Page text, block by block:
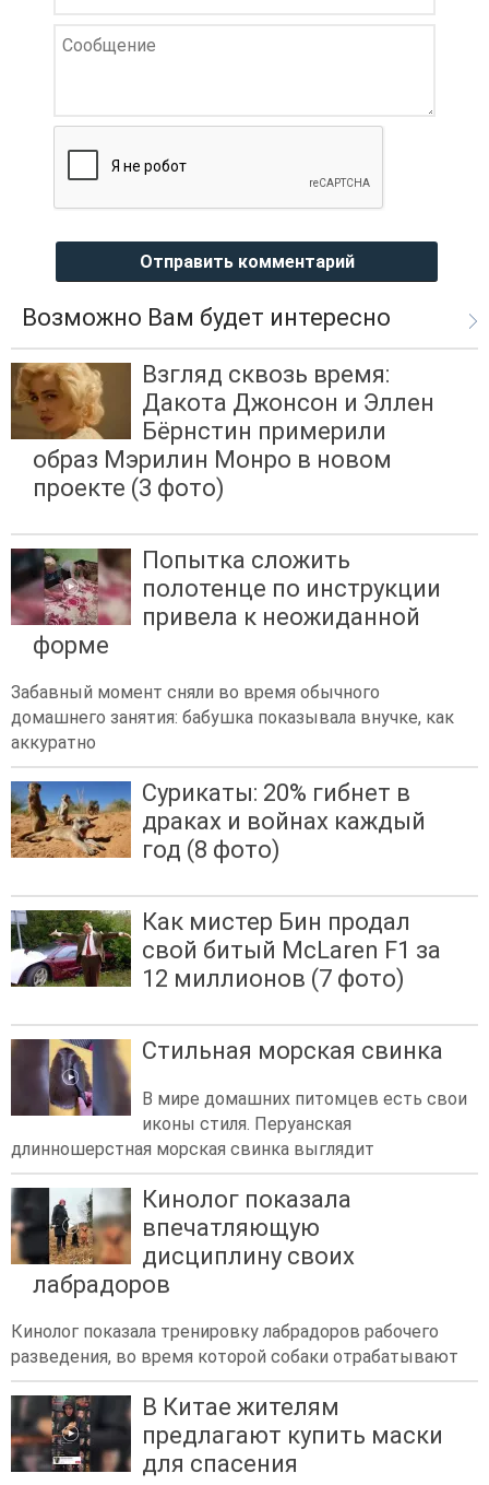
Отправить комментарий
Возможно Вам будет интересно
Взгляд сквозь время:
Дакота Джонсон и Эллен
Бёрнстин примерили
образ Мэрилин Монро в новом
проекте (3 фото)
Попытка сложить
полотенце по инструкции
привела к неожиданной
форме
Забавный момент сняли во время обычного
домашнего занятия: бабушка показывала внучке, как
аккуратно
Сурикаты: 20% гибнет в
драках и войнах каждый
год (8 фото)
Как мистер Бин продал
свой битый McLaren F1 за
12 миллионов (7 фото)
Стильная морская свинка
В мире домашних питомцев есть свои
иконы стиля. Перуанская
длинношерстная морская свинка выглядит
Кинолог показала
впечатляющую
дисциплину своих
лабрадоров
Кинолог показала тренировку лабрадоров рабочего
разведения, во время которой собаки отрабатывают
В Китае жителям
предлагают купить маски
для спасения